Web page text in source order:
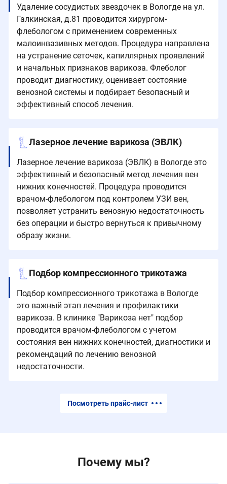
Удаление сосудистых звездочек в Вологде на ул.
Галкинская, д.81 проводится хирургом-
флебологом с применением современных
малоинвазивных методов. Процедура направлена
на устранение сеточек, капиллярных проявлений
и начальных признаков варикоза. Флеболог
проводит диагностику, оценивает состояние
венозной системы и подбирает безопасный и
эффективный способ лечения.
Лазерное лечение варикоза (ЭВЛК)
Лазерное лечение варикоза (ЭВЛК) в Вологде это
эффективный и безопасный метод лечения вен
нижних конечностей. Процедура проводится
врачом-флебологом под контролем УЗИ вен,
позволяет устранить венозную недостаточность
без операции и быстро вернуться к привычному
образу жизни.
Подбор компрессионного трикотажа
Подбор компрессионного трикотажа в Вологде
это важный этап лечения и профилактики
варикоза. В клинике "Варикоза нет" подбор
проводится врачом-флебологом с учетом
состояния вен нижних конечностей, диагностики и
рекомендаций по лечению венозной
недостаточности.
Посмотреть прайс-лист
Почему мы?